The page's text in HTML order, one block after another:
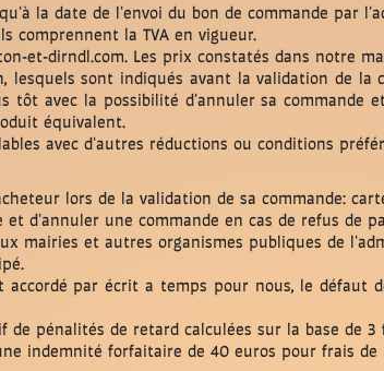
la date de l'envoi du bon de commande par
comprennent la TVA en vigueur.
et-dirndl.com. Les prix constatés dans notre
lesquels sont indiqués avant la validation de
tôt avec la possibilité d'annuler sa
équivalent.
avec d'autres réductions ou conditions
lors de la validation de sa commande:
d'annuler une commande en cas de refus de
mairies et autres organismes publiques de
par écrit a temps pour nous, le défaut
pénalités de retard calculées sur la base de
indemnité forfaitaire de 40 euros pour frais de